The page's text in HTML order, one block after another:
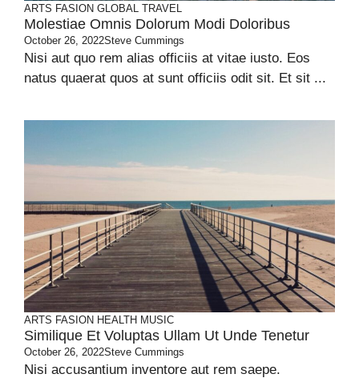
ARTS FASION GLOBAL TRAVEL
Molestiae Omnis Dolorum Modi Doloribus
October 26, 2022Steve Cummings
Nisi aut quo rem alias officiis at vitae iusto. Eos
natus quaerat quos at sunt officiis odit sit. Et sit ...
ARTS FASION HEALTH MUSIC
Similique Et Voluptas Ullam Ut Unde Tenetur
October 26, 2022Steve Cummings
Nisi accusantium inventore aut rem saepe.